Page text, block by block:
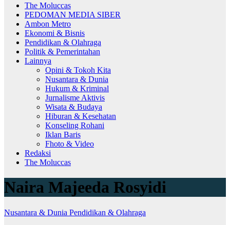
The Moluccas
PEDOMAN MEDIA SIBER
Ambon Metro
Ekonomi & Bisnis
Pendidikan & Olahraga
Politik & Pemerintahan
Lainnya
Opini & Tokoh Kita
Nusantara & Dunia
Hukum & Kriminal
Jurnalisme Aktivis
Wisata & Budaya
Hiburan & Kesehatan
Konseling Rohani
Iklan Baris
Fhoto & Video
Redaksi
The Moluccas
Naira Majeeda Rosyidi
Nusantara & Dunia Pendidikan & Olahraga